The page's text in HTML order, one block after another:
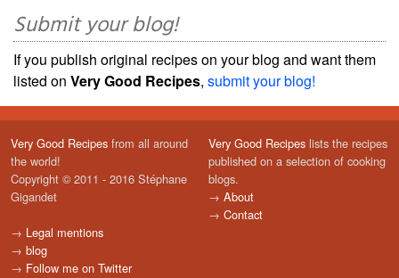
Submit your blog!
If you publish original recipes on your blog and want them
listed on Very Good Recipes, submit your blog!
Very Good Recipes from all around
the world!
Copyright © 2011 - 2016 Stéphane
Gigandet
→ Legal mentions
→ blog
→ Follow me on Twitter
Very Good Recipes lists the recipes
published on a selection of cooking
blogs.
→ About
→ Contact